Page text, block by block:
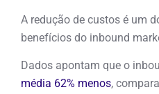
A redução de custos é um
benefícios do inbound
Dados apontam que o
média 62% menos,